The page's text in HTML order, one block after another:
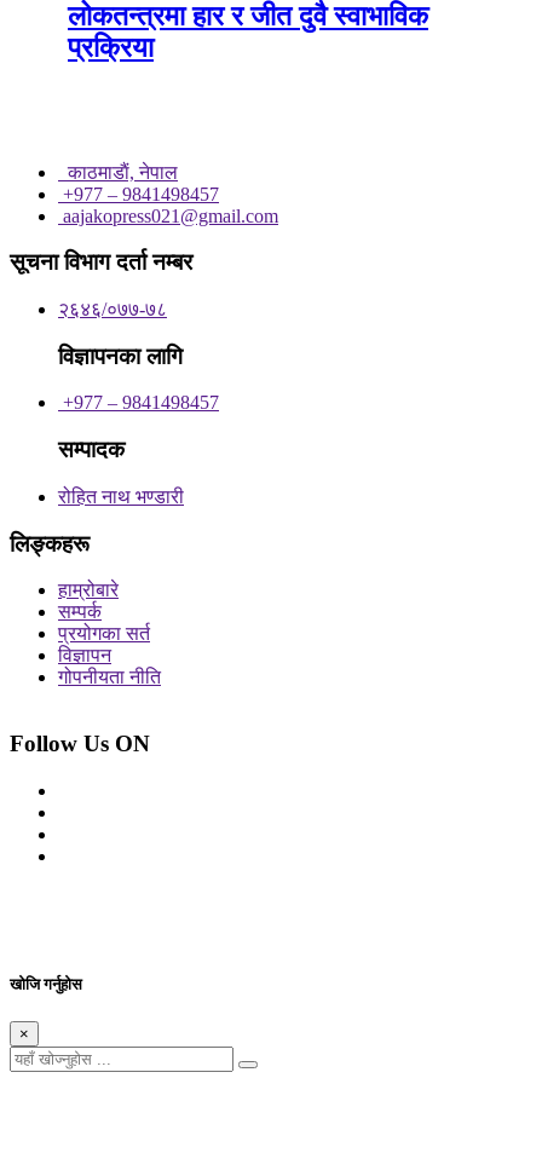
लोकतन्त्रमा हार र जीत दुवै स्वाभाविक
प्रक्रिया
काठमाडाैं, नेपाल
+977 – 9841498457
aajakopress021@gmail.com
सूचना विभाग दर्ता नम्बर
२६४६/०७७-७८
विज्ञापनका लागि
+977 – 9841498457
सम्पादक
रोहित नाथ भण्डारी
लिङ्कहरू
हाम्रोबारे
सम्पर्क
प्रयोगका सर्त
विज्ञापन
गोपनीयता नीति
Follow Us ON
खोजि गर्नुहोस
×